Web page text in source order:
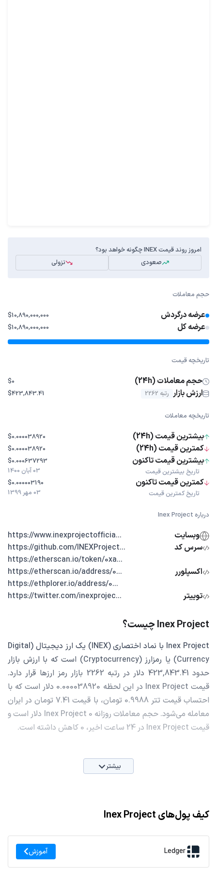
امروز روند قیمت INEX چگونه خواهد بود؟
صعودی
نزولی
حجم معاملات
عرضه درگردش $10,890,000,000
عرضه کل $10,890,000,000
تاریخچه قیمت
حجم معاملات (24h) $0
ارزش بازار رتبه 2262 $423,843.41
تاریخچه معاملات
بیشترین قیمت (24h) $0.000038920
کمترین قیمت (24h) $0.000038920
بیشترین قیمت تاکنون
تاریخ بیشترین قیمت
$0.000637293
03 آبان 1400
کمترین قیمت تاکنون
تاریخ کمترین قیمت
$0.000003190
03 مهر 1399
درباره Inex Project
وبسایت
...https://www.inexprojectofficia
سرس کد
...https://github.com/INEXProject
اکسپلورر
...https://etherscan.io/token/0xa
...https://etherscan.io/address/0
...https://ethplorer.io/address/0
توییتر
...https://twitter.com/inexprojec
Inex Project چیست؟
Inex Project با نماد اختصاری (INEX) یک ارز دیجیتال (Digital
Currency) یا رمزارز (Cryptocurrency) است که با ارزش بازار
حدود 423,843.41 دلار در رتبه 2262 بازار رمز ارزها قرار دارد.
قیمت Inex Project در این لحظه 0.000038920 دلار است که با
احتساب قیمت تتر 0.9988 تومان، با قیمت 7.41 تومان در ایران
معامله می‌شود. حجم معاملات روزانه Inex Project 0 دلار است و
قیمت Inex Project در 24 ساعت اخیر، 0 کاهش داشته است.
بیشتر
کیف پول‌های Inex Project
Ledger آموزش